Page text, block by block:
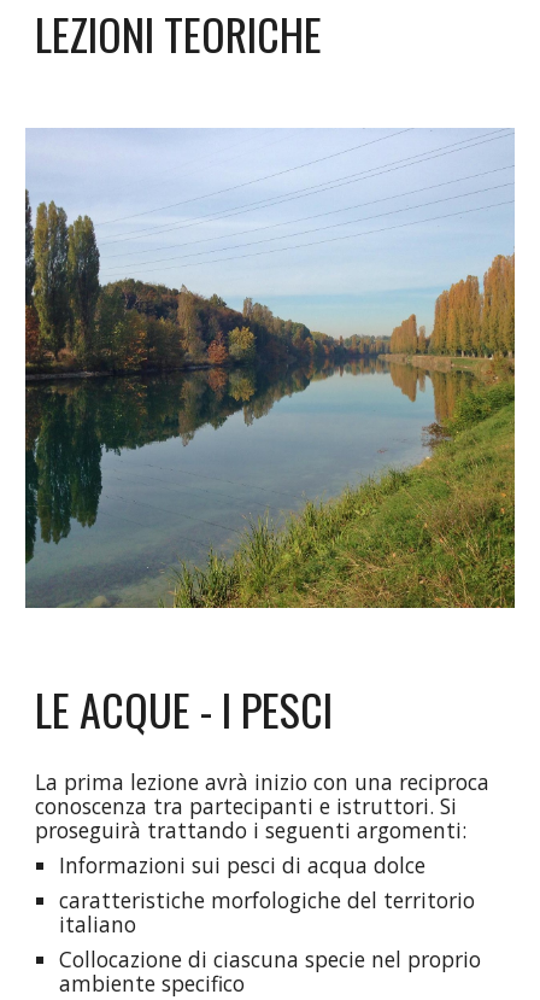
LEZIONI TEORICHE
LE ACQUE - I PESCI
La prima lezione avrà inizio con una reciproca
conoscenza tra partecipanti e istruttori. Si
proseguirà trattando i seguenti argomenti:
Informazioni sui pesci di acqua dolce
caratteristiche morfologiche del territorio
italiano
Collocazione di ciascuna specie nel proprio
ambiente specifico